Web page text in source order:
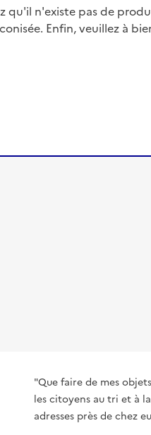
qu'il n'existe pas de
Enfin, veuillez à
"Que faire de mes
les citoyens au tri et à
adresses près de chez